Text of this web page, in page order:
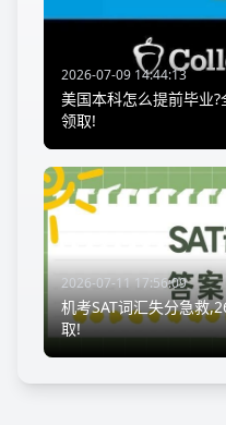
2026-07-09 14:44:13
美国本科怎么提前毕业
领取!
2026-07-11 17:56:09
机考SAT词汇失分急救
取!